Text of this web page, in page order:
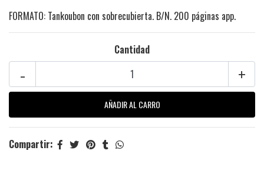
FORMATO: Tankoubon con sobrecubierta. B/N. 200 páginas app.
Cantidad
+
-
Compartir: